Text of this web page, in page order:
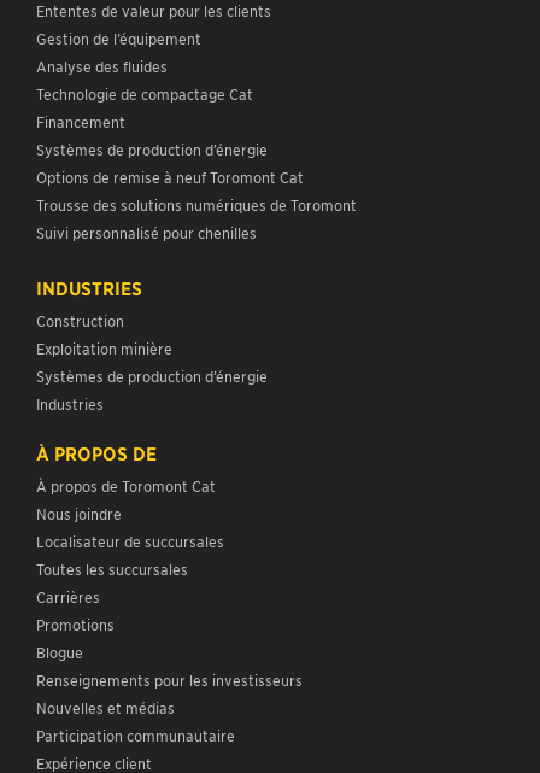
Ententes de valeur pour les clients
Gestion de l’équipement
Analyse des fluides
Technologie de compactage Cat
Financement
Systèmes de production d’énergie
Options de remise à neuf Toromont Cat
Trousse des solutions numériques de Toromont
Suivi personnalisé pour chenilles
INDUSTRIES
Construction
Exploitation minière
Systèmes de production d’énergie
Industries
À PROPOS DE
À propos de Toromont Cat
Nous joindre
Localisateur de succursales
Toutes les succursales
Carrières
Promotions
Blogue
Renseignements pour les investisseurs
Nouvelles et médias
Participation communautaire
Expérience client